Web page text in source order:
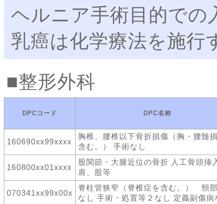
ヘルニア手術目的での
乳癌は化学療法を施行
整形外科
DPCコード DPC名称
160690xx99xxxx
胸椎、腰椎以下骨折損傷（胸・腰髄
含む。） 手術なし
160800xx01xxxx
股関節・大腿近位の骨折 人工骨頭
肩、股等
070341xx99x00x
脊柱管狭窄（脊椎症を含む。） 頸
なし 手術・処置等２なし 定義副傷病